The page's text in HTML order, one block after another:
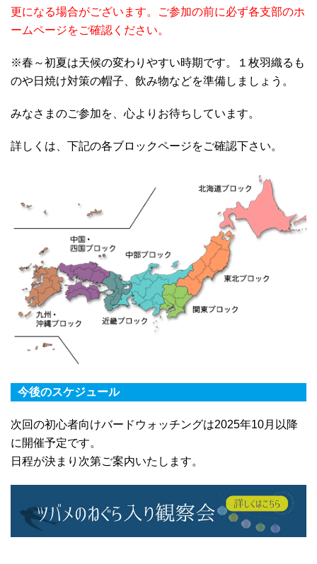
更になる場合がございます。ご参加の前に必ず各支部のホ
ームページをご確認ください。
※春～初夏は天候の変わりやすい時期です。１枚羽織るも
のや日焼け対策の帽子、飲み物などを準備しましょう。
みなさまのご参加を、心よりお待ちしています。
詳しくは、下記の各ブロックページをご確認下さい。
今後のスケジュール
次回の初心者向けバードウォッチングは2025年10月以降
に開催予定です。
日程が決まり次第ご案内いたします。